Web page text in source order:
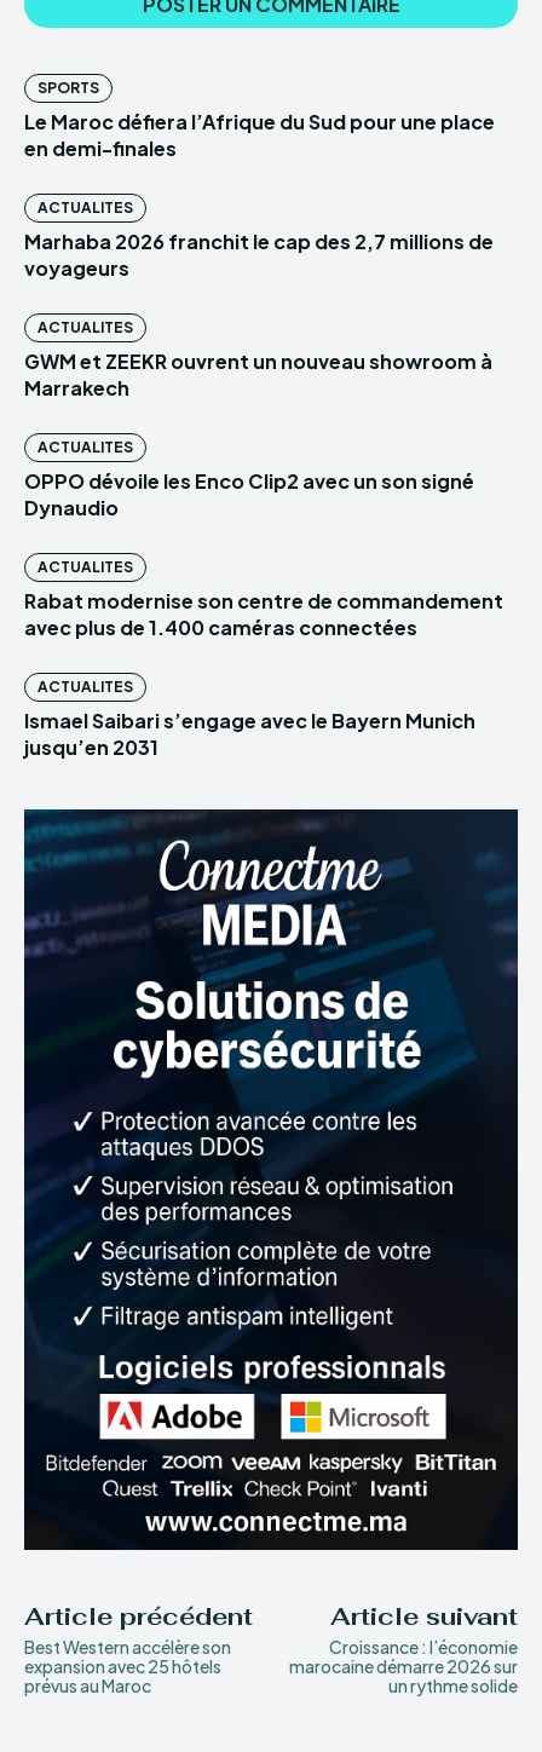
SPORTS
Le Maroc défiera l’Afrique du Sud pour une place
en demi-finales
ACTUALITES
Marhaba 2026 franchit le cap des 2,7 millions de
voyageurs
ACTUALITES
GWM et ZEEKR ouvrent un nouveau showroom à
Marrakech
ACTUALITES
OPPO dévoile les Enco Clip2 avec un son signé
Dynaudio
ACTUALITES
Rabat modernise son centre de commandement
avec plus de 1.400 caméras connectées
ACTUALITES
Ismael Saibari s’engage avec le Bayern Munich
jusqu’en 2031
Article précédent
Best Western accélère son
expansion avec 25 hôtels
prévus au Maroc
Article suivant
Croissance : l’économie
marocaine démarre 2026 sur
un rythme solide